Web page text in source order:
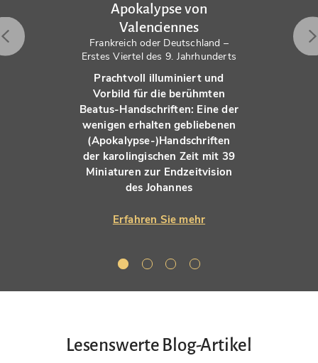
Apokalypse von
Valenciennes
Frankreich oder Deutschland –
Erstes Viertel des 9. Jahrhunderts
Prachtvoll illuminiert und
Vorbild für die berühmten
Beatus-Handschriften: Eine der
wenigen erhalten gebliebenen
(Apokalypse-)Handschriften
der karolingischen Zeit mit 39
Miniaturen zur Endzeitvision
des Johannes
Erfahren Sie mehr
Lesenswerte Blog-Artikel